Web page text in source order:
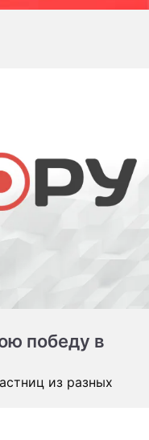
победу в
из разных